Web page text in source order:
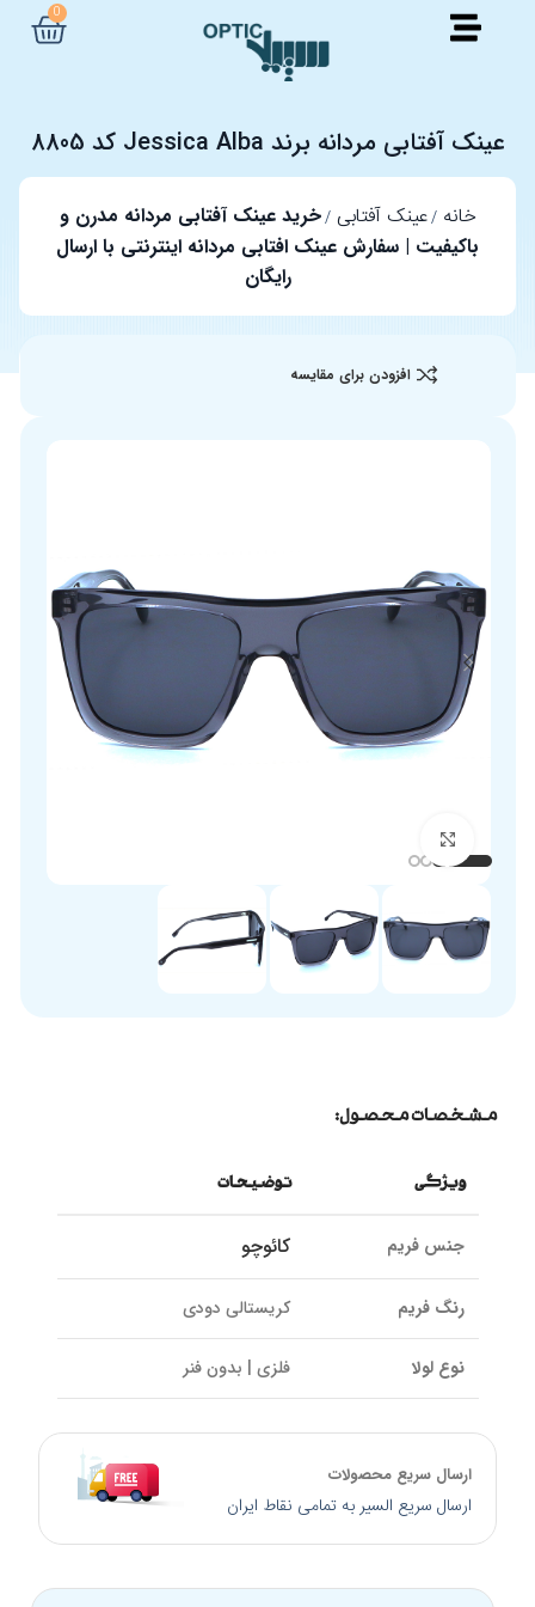
0
عینک آفتابی مردانه برند Jessica Alba کد 8805
خانه عینک آفتابی خرید عینک آفتابی مردانه مدرن و
باکیفیت | سفارش عینک افتابی مردانه اینترنتی با ارسال
رایگان
افزودن برای مقایسه
مشخصات محصول:
ویژگی توضیحات
جنس فریم کائوچو
رنگ فریم کریستالی دودی
نوع لولا فلزی | بدون فنر
رنگ لنز دودی
نوع لنز
سایز پل بینی 19 میلیمتر
ارسال سریع محصولات
ارسال سریع السیر به تمامی نقاط ایران